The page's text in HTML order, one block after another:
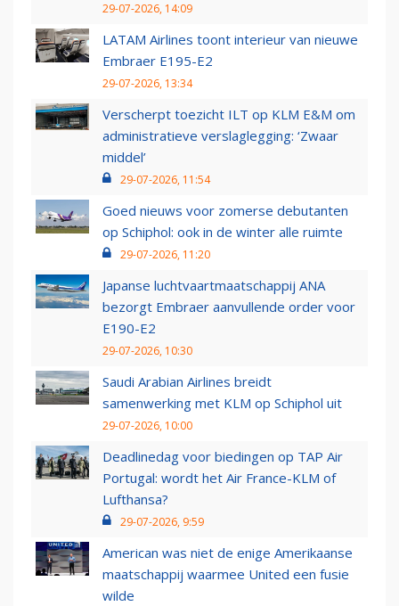
29-07-2026, 14:09
LATAM Airlines toont interieur van nieuwe
Embraer E195-E2
29-07-2026, 13:34
Verscherpt toezicht ILT op KLM E&M om
administratieve verslaglegging: ‘Zwaar
middel’
29-07-2026, 11:54
Goed nieuws voor zomerse debutanten
op Schiphol: ook in de winter alle ruimte
29-07-2026, 11:20
Japanse luchtvaartmaatschappij ANA
bezorgt Embraer aanvullende order voor
E190-E2
29-07-2026, 10:30
Saudi Arabian Airlines breidt
samenwerking met KLM op Schiphol uit
29-07-2026, 10:00
Deadlinedag voor biedingen op TAP Air
Portugal: wordt het Air France-KLM of
Lufthansa?
29-07-2026, 9:59
American was niet de enige Amerikaanse
maatschappij waarmee United een fusie
wilde